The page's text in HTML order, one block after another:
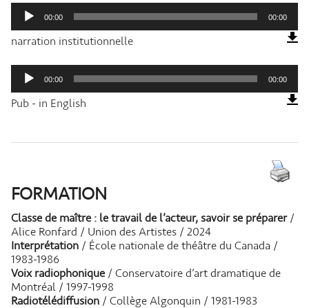
Lecteur
audio
00:00 00:00
narration institutionnelle
Lecteur
audio
00:00 00:00
Pub - in English
FORMATION
Classe de maître : le travail de l’acteur, savoir se préparer/
Alice Ronfard / Union des Artistes / 2024
Interprétation/ École nationale de théâtre du Canada /
1983-1986
Voix radiophonique/ Conservatoire d’art dramatique de
Montréal / 1997-1998
Radiotélédiffusion/ Collège Algonquin / 1981-1983